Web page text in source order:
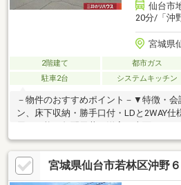
仙台市
20分/「沖
宮城県
2階建て 都市ガス
駐車2台
システムキッチン
－物件のおすすめポイント－▼特徴・会
ン、床下収納・勝手口付・LDと2WAY仕
廊下に収納有・駐車2台可能(車種による
2021年1・2階トイレ交換▼設備・床暖
辺環境・仙台市立沖野小学校 徒歩10分(
学校 徒歩7分(約500m)・沖野一丁目南
宮城県仙台市若林区沖野